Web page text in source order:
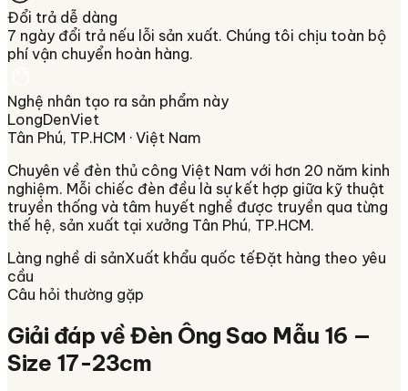
Đổi trả dễ dàng
7 ngày đổi trả nếu lỗi sản xuất. Chúng tôi chịu toàn bộ
phí vận chuyển hoàn hàng.
Nghệ nhân tạo ra sản phẩm này
LongDenViet
Tân Phú, TP.HCM · Việt Nam
Chuyên về đèn thủ công Việt Nam với hơn 20 năm kinh
nghiệm. Mỗi chiếc đèn đều là sự kết hợp giữa kỹ thuật
truyền thống và tâm huyết nghề được truyền qua từng
thế hệ, sản xuất tại xưởng Tân Phú, TP.HCM.
Làng nghề di sảnXuất khẩu quốc tếĐặt hàng theo yêu
cầu
Câu hỏi thường gặp
Giải đáp vềĐèn Ông Sao Mẫu 16 —
Size 17-23cm